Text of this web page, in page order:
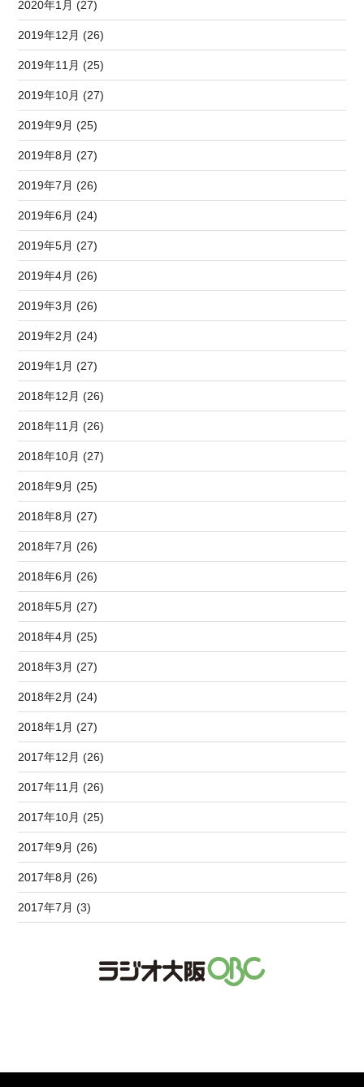
2020年1月 (27)
2019年12月 (26)
2019年11月 (25)
2019年10月 (27)
2019年9月 (25)
2019年8月 (27)
2019年7月 (26)
2019年6月 (24)
2019年5月 (27)
2019年4月 (26)
2019年3月 (26)
2019年2月 (24)
2019年1月 (27)
2018年12月 (26)
2018年11月 (26)
2018年10月 (27)
2018年9月 (25)
2018年8月 (27)
2018年7月 (26)
2018年6月 (26)
2018年5月 (27)
2018年4月 (25)
2018年3月 (27)
2018年2月 (24)
2018年1月 (27)
2017年12月 (26)
2017年11月 (26)
2017年10月 (25)
2017年9月 (26)
2017年8月 (26)
2017年7月 (3)